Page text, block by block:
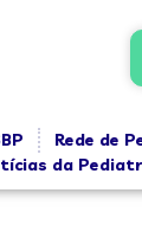
Rede de
da